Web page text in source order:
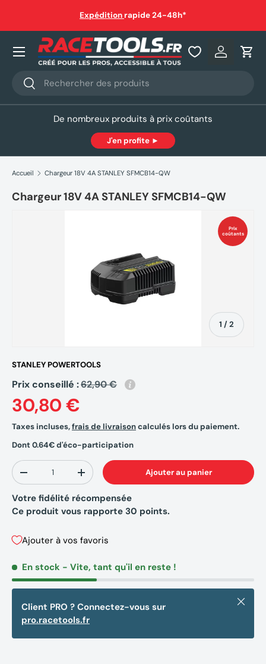
Aller au contenu
Expédition rapide 24-48h*
Recherche
Rechercher
Se
Nos produits
De nombreux produits à prix coûtants
J'en profite ►
Accueil Chargeur 18V 4A STANLEY SFMCB14-QW
Chargeur 18V 4A STANLEY SFMCB14-QW
Prix
coûtants
1 /de
2
STANLEY POWERTOOLS
Prix conseillé :62,90 €
30,80 €
Taxes incluses,frais de livraisoncalculés lors du paiement.
Dont 0.64€ d'éco-participation
Qté
-
+ Ajouter au panier
Votre fidélité récompensée
Ce produit vous rapporte 30 points.
Ajouter à vos favoris
En stock - Vite, tant qu'il en reste !
Client PRO ? Connectez-vous sur
pro.racetools.fr
Fermer